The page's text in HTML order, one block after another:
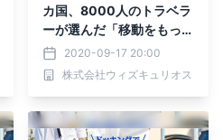
カ国、8000人のトラベラ
ーが選んだ「移動をもっと
楽にする」バッグがMaku
akeにて先行予約受付
中！！
2020-09-17 20:00
株式会社ウィズキュリオス